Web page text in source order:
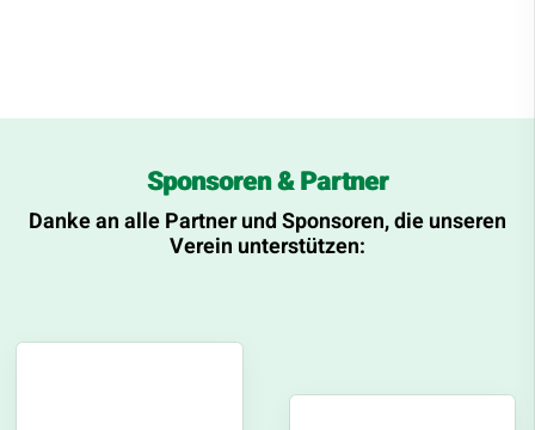
Sponsoren & Partner
Danke an alle Partner und Sponsoren, die unseren
Verein unterstützen: